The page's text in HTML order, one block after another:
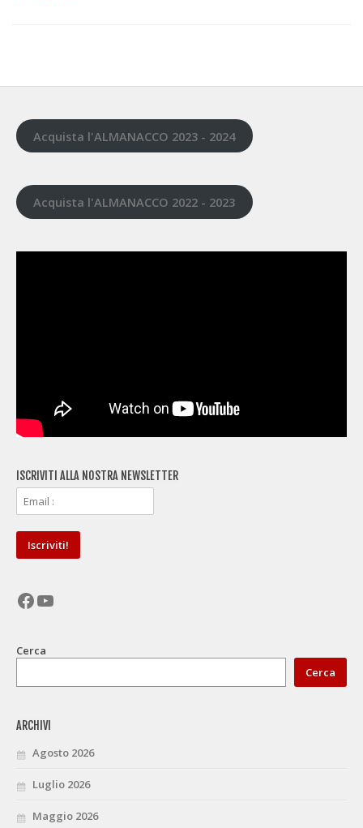
Acquista l'ALMANACCO 2023 - 2024
Acquista l'ALMANACCO 2022 - 2023
ISCRIVITI ALLA NOSTRA NEWSLETTER
Facebook
YouTube
Cerca
Cerca
ARCHIVI
Agosto 2026
Luglio 2026
Maggio 2026